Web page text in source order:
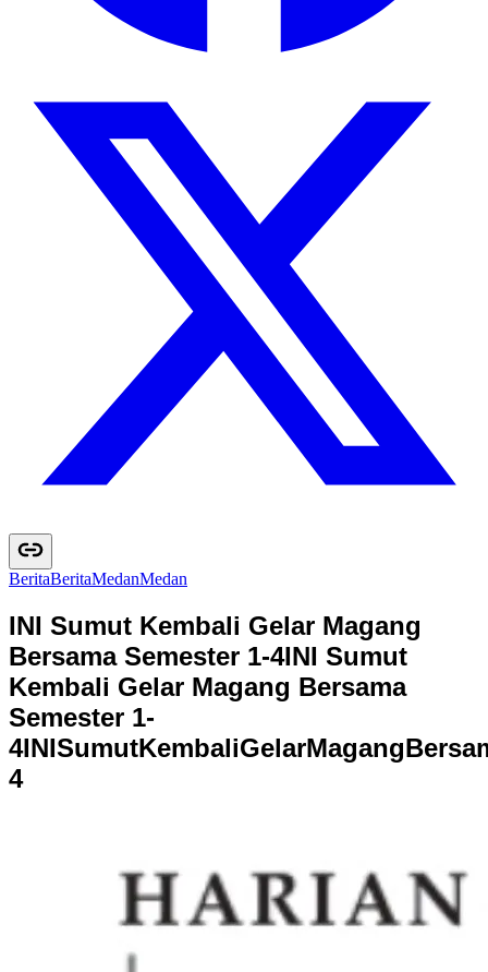
BeritaBeritaMedanMedan
INI Sumut Kembali Gelar Magang
Bersama Semester 1-4INI Sumut
Kembali Gelar Magang Bersama
Semester 1-
4INISumutKembaliGelarMagangBersa
4